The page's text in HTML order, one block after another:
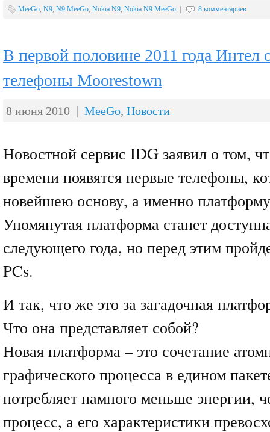
MeeGo, N9, N9 MeeGo, Nokia N9, Nokia N9 MeeGo 8 комментариев
В первой половине 2011 года Интел
телефоны Moorestown
8 июня 2010 | MeeGo, Новости
Новостной сервис IDG заявил о том,
времени появятся первые телефоны,
новейшею основу, а именно
Упомянутая платформа станет
следующего года, но перед этим
PCs.
И так, что же это за загадочная
Что она представляет собой?
Новая платформа – это сочетание
графического процесса в едином
потребляет намного меньше энергии,
процесс, а его характеристики